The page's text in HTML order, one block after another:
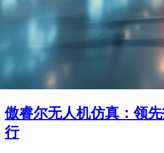
傲睿尔无人机仿真：领
行